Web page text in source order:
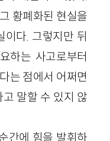
황폐화된 현실을
이다. 그렇지만 뒤
하는 사고로부터
는 점에서 어쩌면
말할 수 있지 않
간에 힘을 발휘하